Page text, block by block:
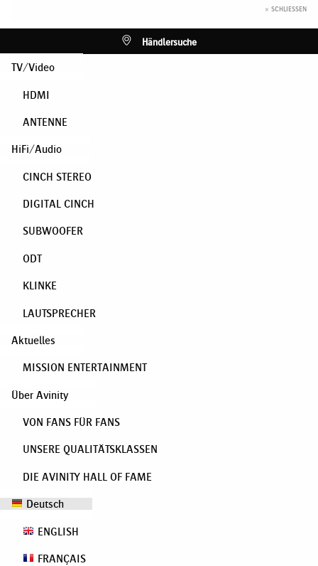
× SCHLIESSEN
Händlersuche
TV/Video
HDMI
ANTENNE
HiFi/Audio
CINCH STEREO
DIGITAL CINCH
SUBWOOFER
ODT
KLINKE
LAUTSPRECHER
Aktuelles
MISSION ENTERTAINMENT
Über Avinity
VON FANS FÜR FANS
UNSERE QUALITÄTSKLASSEN
DIE AVINITY HALL OF FAME
Deutsch
ENGLISH
FRANÇAIS